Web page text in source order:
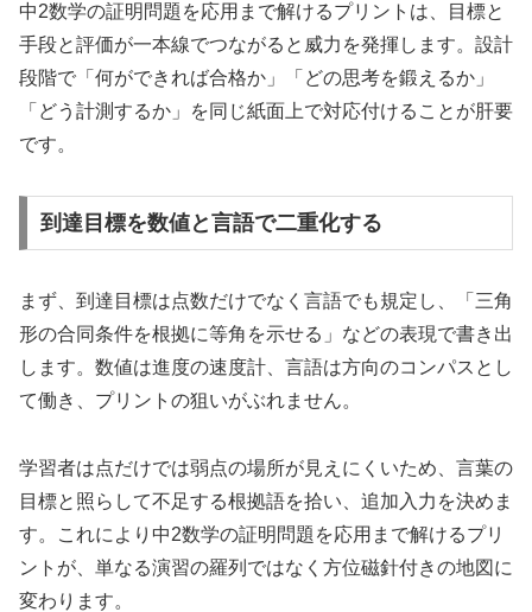
中2数学の証明問題を応用まで解けるプリントは、目標と
手段と評価が一本線でつながると威力を発揮します。設計
段階で「何ができれば合格か」「どの思考を鍛えるか」
「どう計測するか」を同じ紙面上で対応付けることが肝要
です。
到達目標を数値と言語で二重化する
まず、到達目標は点数だけでなく言語でも規定し、「三角
形の合同条件を根拠に等角を示せる」などの表現で書き出
します。数値は進度の速度計、言語は方向のコンパスとし
て働き、プリントの狙いがぶれません。
学習者は点だけでは弱点の場所が見えにくいため、言葉の
目標と照らして不足する根拠語を拾い、追加入力を決めま
す。これにより中2数学の証明問題を応用まで解けるプリ
ントが、単なる演習の羅列ではなく方位磁針付きの地図に
変わります。